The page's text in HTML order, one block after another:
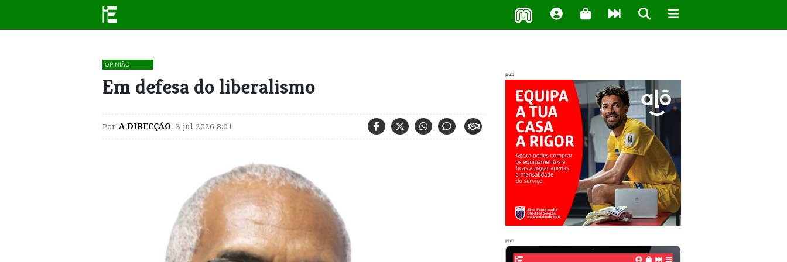
OPINIÃO
Em defesa do liberalismo
Por A DIRECÇÃO, 3 jul 2026 8:01
pub
pub.